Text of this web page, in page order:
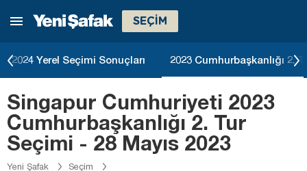
SEÇİM
2024 Yerel Seçimi Sonuçları 2023 Cumhurbaşkanlığı 2.
Singapur Cumhuriyeti 2023
Cumhurbaşkanlığı 2. Tur
Seçimi - 28 Mayıs 2023
Yeni Şafak
Seçim